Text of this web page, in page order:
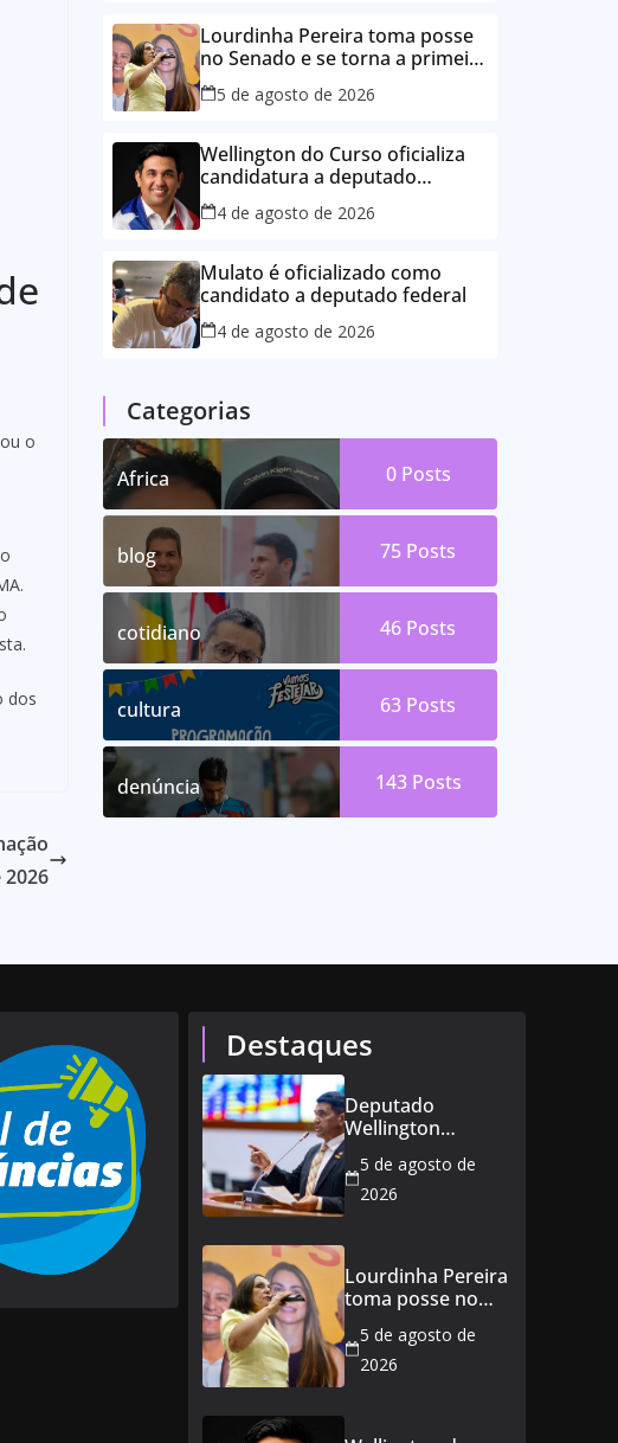
o
dos
Lourdinha Pereira toma posse
no Senado e se torna a primeira
senadora de Coroatá
5 de agosto de 2026
Wellington do Curso oficializa
candidatura a deputado
estadual e reafirma
compromisso com o povo do
4 de agosto de 2026
Mulato é oficializado como
candidato a deputado federal
4 de agosto de 2026
Categorias
Africa 0 Posts
blog 75 Posts
cotidiano 46 Posts
cultura 63 Posts
denúncia 143 Posts
Destaques
Deputado
Wellington
de 21,7% para
todos os
aposentados do
Maranhão
5 de agosto de
2026
Lourdinha Pereira
toma posse no
a primeira
senadora de
5 de agosto de
2026